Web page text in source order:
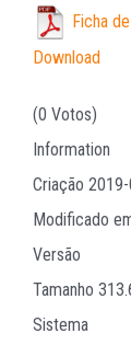
Ficha
Download
(0 Votos)
Information
Criação
Modificado
Versão
Tamanho
Sistema